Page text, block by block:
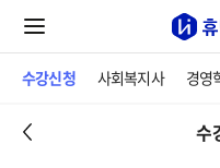
수강신청 사회복지사 경영
수